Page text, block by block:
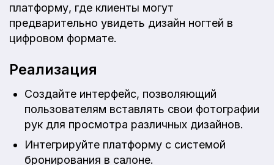
платформу, где клиенты могут
предварительно увидеть дизайн ногтей в
цифровом формате.
Реализация
Создайте интерфейс, позволяющий
пользователям вставлять свои фотографии
рук для просмотра различных дизайнов.
Интегрируйте платформу с системой
бронирования в салоне.